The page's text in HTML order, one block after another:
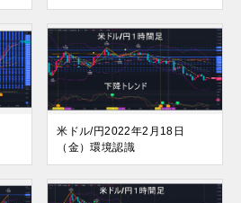
米ドル/円2022年2月18日
（金）環境認識